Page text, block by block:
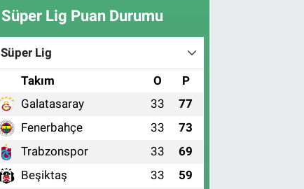
Süper Lig Puan Durumu
Süper Lig
Takım O P
Galatasaray 33 77
Fenerbahçe 33 73
Trabzonspor 33 69
Beşiktaş 33 59